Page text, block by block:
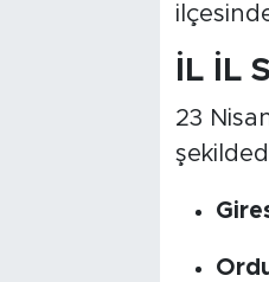
İL İL
23